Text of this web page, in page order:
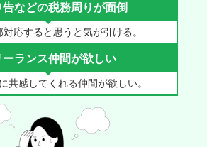
告などの税務周りが面倒
対応すると思うと気が引ける。
ーランス仲間が欲しい
共感してくれる仲間が欲しい。